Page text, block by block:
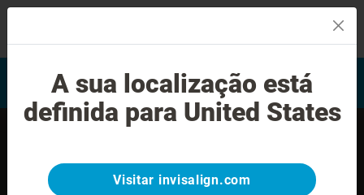
Avaliação do sorriso
Encontrar um Invisalign
provider
A sua localização está
definida para United States
Visitar invisalign.com